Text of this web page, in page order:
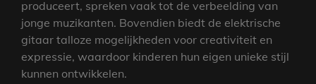
produceert, spreken vaak tot de verbeelding van
jonge muzikanten. Bovendien biedt de elektrische
gitaar talloze mogelijkheden voor creativiteit en
expressie, waardoor kinderen hun eigen unieke stijl
kunnen ontwikkelen.